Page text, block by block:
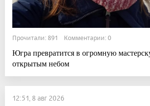
Прочитали: 891 Комментарии: 0
Югра превратится в огромную
открытым небом
12:51, 8 авг 2026